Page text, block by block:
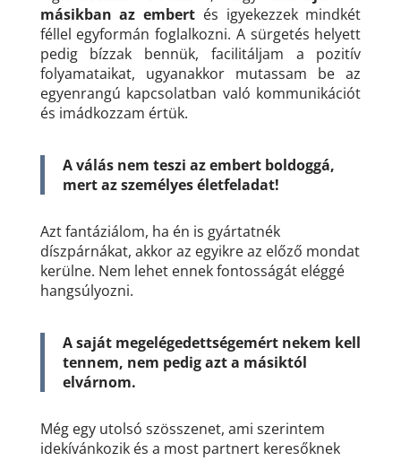
másikban az embert és igyekezzek mindkét
féllel egyformán foglalkozni. A sürgetés helyett
pedig bízzak bennük, facilitáljam a pozitív
folyamataikat, ugyanakkor mutassam be az
egyenrangú kapcsolatban való kommunikációt
és imádkozzam értük.
A válás nem teszi az embert boldoggá,
mert az személyes életfeladat!
Azt fantáziálom, ha én is gyártatnék
díszpárnákat, akkor az egyikre az előző mondat
kerülne. Nem lehet ennek fontosságát eléggé
hangsúlyozni.
A saját megelégedettségemért nekem kell
tennem, nem pedig azt a másiktól
elvárnom.
Még egy utolsó szösszenet, ami szerintem
idekívánkozik és a most partnert keresőknek